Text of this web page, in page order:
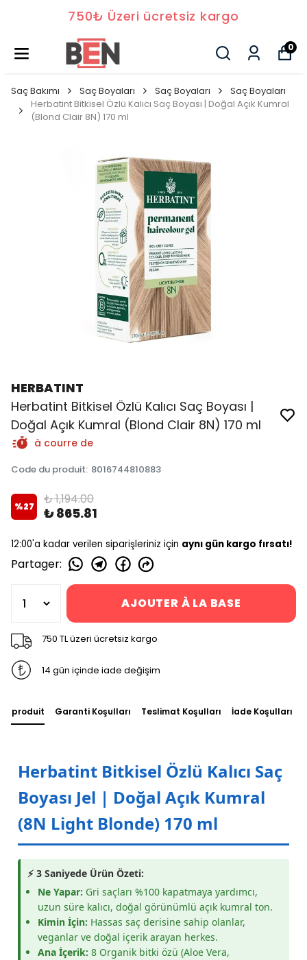
750₺ Üzeri ücretsiz kargo
0
Saç Bakımı Saç Boyaları Saç Boyaları
Saç Boyaları
Herbatint Bitkisel Özlü Kalıcı Saç Boyası | Doğal Açık Kumral
(Blond Clair 8N) 170 ml
HERBATINT
Herbatint Bitkisel Özlü Kalıcı Saç Boyası |
Doğal Açık Kumral (Blond Clair 8N) 170 ml
à courre de
Code du produit: 8016744810883
%27 ₺ 1,194.00
₺ 865.81
12:00'a kadar verilen siparişleriniz için aynı gün kargo fırsatı!
Partager:
AJOUTER À LA BASE
750 TL üzeri ücretsiz kargo
14 gün içinde iade değişim
produit Garanti Koşulları Teslimat Koşulları İade Koşulları
Herbatint Bitkisel Özlü Kalıcı Saç
Boyası Jel | Doğal Açık Kumral
(8N Light Blonde) 170 ml
⚡ 3 Saniyede Ürün Özeti:
Ne Yapar: Gri saçları %100 kapatmaya yardımcı,
uzun süre kalıcı, doğal görünümlü açık kumral ton.
Kimin İçin: Hassas saç derisine sahip olanlar,
veganlar ve doğal içerik arayan herkes.
Ana İçerik: 8 Organik bitki özü (Aloe Vera,